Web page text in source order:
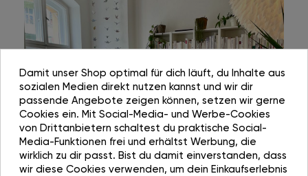
Damit unser Shop optimal für dich läuft, du Inhalte aus
sozialen Medien direkt nutzen kannst und wir dir
passende Angebote zeigen können, setzen wir gerne
Cookies ein. Mit Social-Media- und Werbe-Cookies
von Drittanbietern schaltest du praktische Social-
Media-Funktionen frei und erhältst Werbung, die
wirklich zu dir passt. Bist du damit einverstanden, dass
wir diese Cookies verwenden, um dein Einkaufserlebnis